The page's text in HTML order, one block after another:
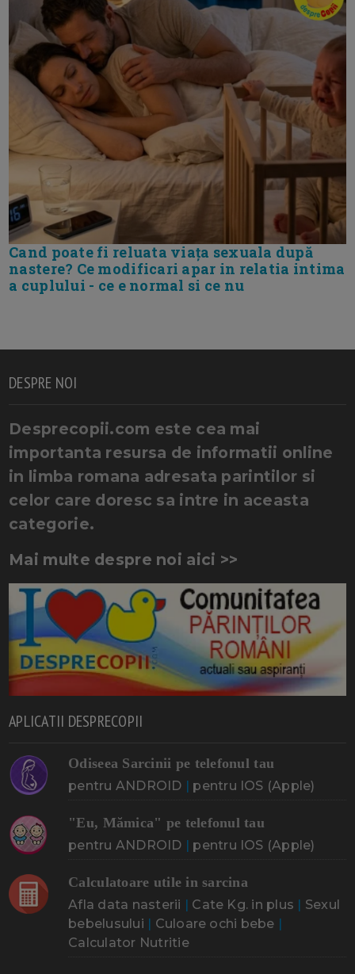
Cand poate fi reluata viața sexuala după
nastere? Ce modificari apar in relatia intima
a cuplului - ce e normal si ce nu
DESPRE NOI
Desprecopii.com este cea mai
importanta resursa de informatii online
in limba romana adresata parintilor si
celor care doresc sa intre in aceasta
categorie.
Mai multe despre noi aici >>
APLICATII DESPRECOPII
Odiseea Sarcinii pe telefonul tau
pentru ANDROID | pentru IOS (Apple)
"Eu, Mămica" pe telefonul tau
pentru ANDROID | pentru IOS (Apple)
Calculatoare utile in sarcina
Afla data nasterii | Cate Kg. in plus | Sexul
bebelusului | Culoare ochi bebe |
Calculator Nutritie